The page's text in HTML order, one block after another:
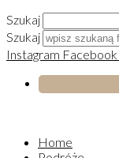
Szukaj
Szukaj
Instagram Facebook
Home